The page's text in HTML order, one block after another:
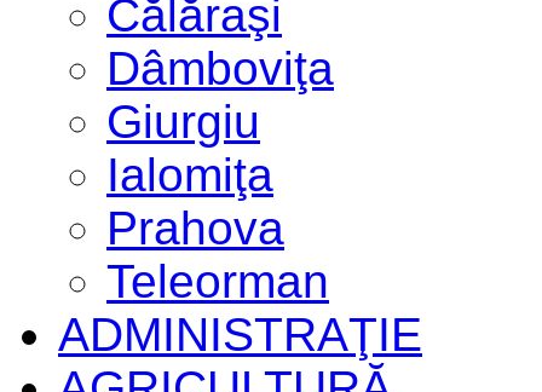
Călăraşi
Dâmboviţa
Giurgiu
Ialomiţa
Prahova
Teleorman
ADMINISTRAŢIE